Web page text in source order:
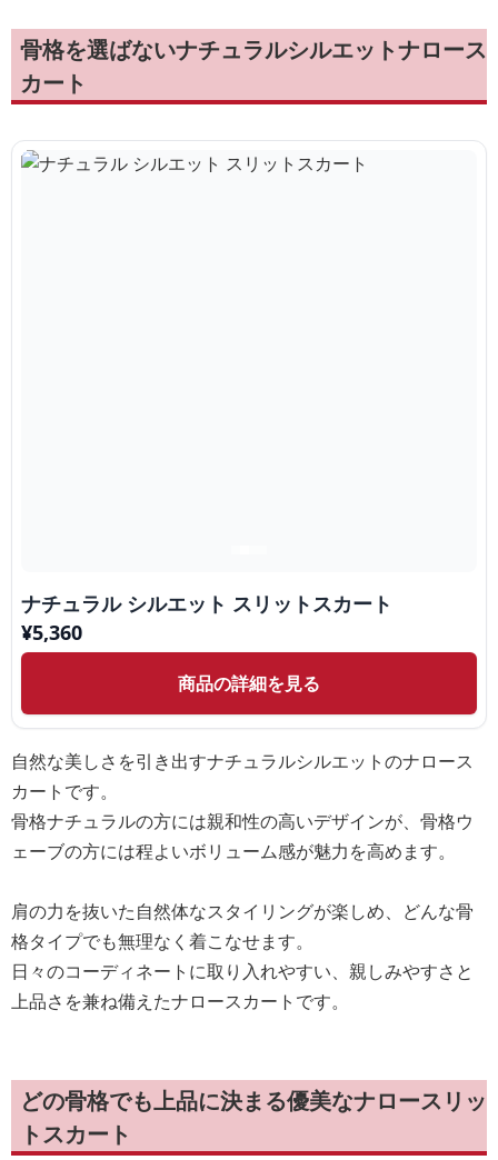
骨格を選ばないナチュラルシルエットナロース
カート
ナチュラル シルエット スリットスカート
¥5,360
商品の詳細を見る
自然な美しさを引き出すナチュラルシルエットのナロース
カートです。
骨格ナチュラルの方には親和性の高いデザインが、骨格ウ
ェーブの方には程よいボリューム感が魅力を高めます。
肩の力を抜いた自然体なスタイリングが楽しめ、どんな骨
格タイプでも無理なく着こなせます。
日々のコーディネートに取り入れやすい、親しみやすさと
上品さを兼ね備えたナロースカートです。
どの骨格でも上品に決まる優美なナロースリッ
トスカート